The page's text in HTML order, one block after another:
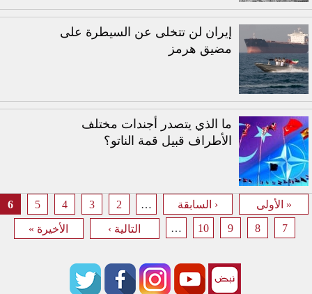
إيران لن تتخلى عن السيطرة على
مضيق هرمز
ما الذي يتصدر أجندات مختلف
الأطراف قبيل قمة الناتو؟
الصفحات
« الأولى ‹ السابقة …
2
3
4
5
6
7
8
9
10
… التالية › الأخيرة »